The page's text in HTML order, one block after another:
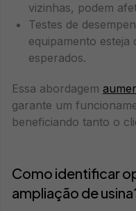
vizinhas, podem
Testes de
equipamento
esperados.
Essa abordagem
garante um
beneficiando tanto o
Como identificar
ampliação de